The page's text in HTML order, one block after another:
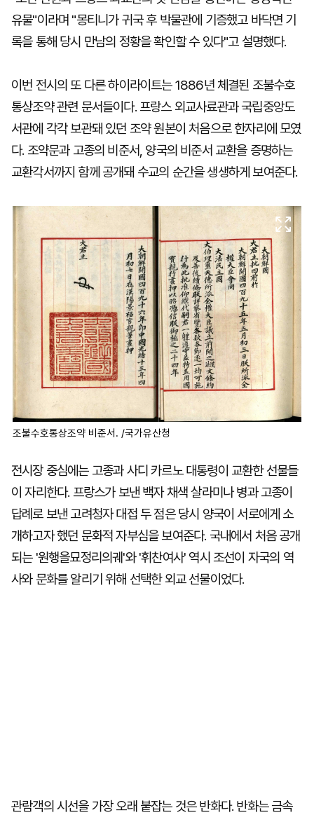
유물"이라며 "몽티니가 귀국 후 박물관에 기증했고 바닥면 기
록을 통해 당시 만남의 정황을 확인할 수 있다"고 설명했다.
이번 전시의 또 다른 하이라이트는 1886년 체결된 조불수호
통상조약 관련 문서들이다. 프랑스 외교사료관과 국립중앙도
서관에 각각 보관돼 있던 조약 원본이 처음으로 한자리에 모였
다. 조약문과 고종의 비준서, 양국의 비준서 교환을 증명하는
교환각서까지 함께 공개돼 수교의 순간을 생생하게 보여준다.
조불수호통상조약 비준서. /국가유산청
전시장 중심에는 고종과 사디 카르노 대통령이 교환한 선물들
이 자리한다. 프랑스가 보낸 백자 채색 살라미나 병과 고종이
답례로 보낸 고려청자 대접 두 점은 당시 양국이 서로에게 소
개하고자 했던 문화적 자부심을 보여준다. 국내에서 처음 공개
되는 '원행을묘정리의궤'와 '휘찬여사' 역시 조선이 자국의 역
사와 문화를 알리기 위해 선택한 외교 선물이었다.
관람객의 시선을 가장 오래 붙잡는 것은 반화다. 반화는 금속